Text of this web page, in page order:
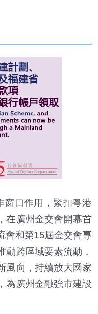
窗口作用，緊扣粵港
在廣州金交會開幕首
會和第15屆金交會專
動跨區域要素流動，
風向，持續放大國家
為廣州金融強市建設